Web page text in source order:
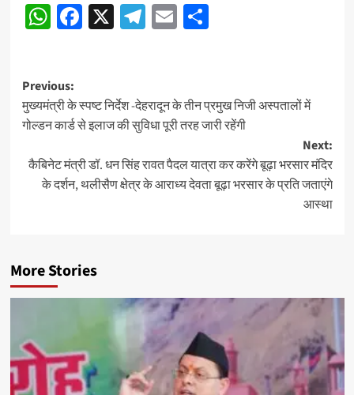
WhatsApp
Facebook
X Telegram
EmailShare
Post
navigation
Previous:
मुख्यमंत्री के स्पष्ट निर्देश -देहरादून के तीन प्रमुख निजी अस्पतालों में
गोल्डन कार्ड से इलाज की सुविधा पूरी तरह जारी रहेंगी
Next:
कैबिनेट मंत्री डॉ. धन सिंह रावत पैदल यात्रा कर करेंगे बूढ़ा भरसार मंदिर
के दर्शन, थलीसैण क्षेत्र के आराध्य देवता बूढ़ा भरसार के प्रति जताएंगे
आस्था
More Stories